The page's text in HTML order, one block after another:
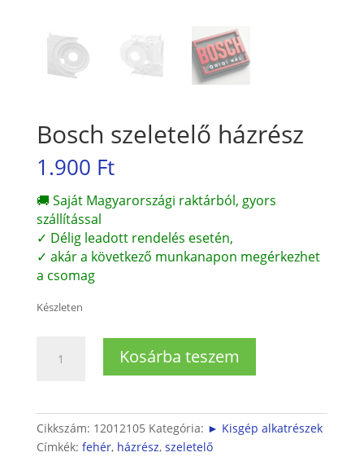
Bosch szeletelő házrész
1.900 Ft
🚚 Saját Magyarországi raktárból, gyors
szállítással
✓ Délig leadott rendelés esetén,
✓ akár a következő munkanapon megérkezhet
a csomag
Készleten
szeletelő
Kosárba teszem
Cikkszám: 12012105 Kategória: ► Kisgép alkatrészek
Címkék: fehér, házrész, szeletelő